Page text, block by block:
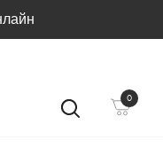
и праздничные
в транспортную
0